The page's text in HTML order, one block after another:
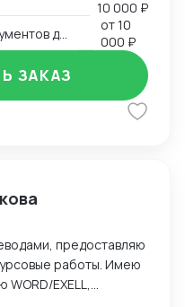
матрицы.
включая
и оформление.
для ТО и
Контроль
и проверка
10 000 ₽
от10
000 ₽
ЗАКАЗ
предоставляю
работы. Имею
EXELL,